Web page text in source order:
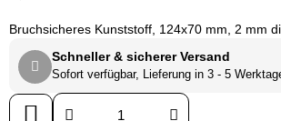
Bruchsicheres Kunststoff, 124x70 mm, 2 mm
Schneller & sicherer Versand
Sofort verfügbar, Lieferung in 3 - 5